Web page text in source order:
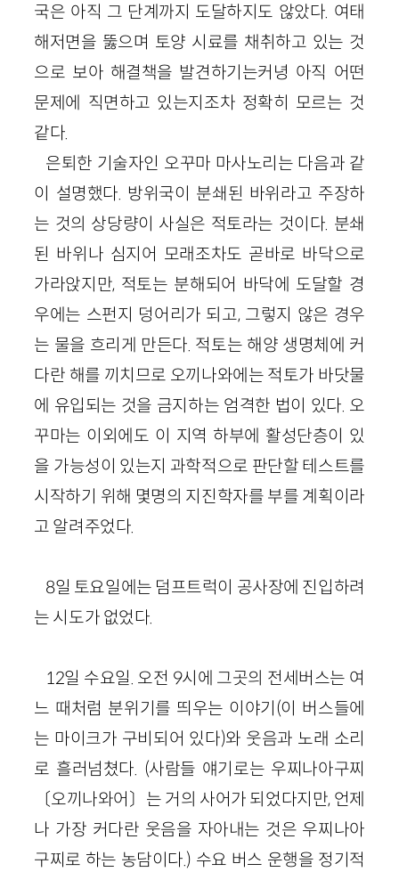
국은 아직 그 단계까지 도달하지도 않았다. 여태
해저면을 뚫으며 토양 시료를 채취하고 있는 것
으로 보아 해결책을 발견하기는커녕 아직 어떤
문제에 직면하고 있는지조차 정확히 모르는 것
같다.
은퇴한 기술자인 오꾸마 마사노리는 다음과 같
이 설명했다. 방위국이 분쇄된 바위라고 주장하
는 것의 상당량이 사실은 적토라는 것이다. 분쇄
된 바위나 심지어 모래조차도 곧바로 바닥으로
가라앉지만, 적토는 분해되어 바닥에 도달할 경
우에는 스펀지 덩어리가 되고, 그렇지 않은 경우
는 물을 흐리게 만든다. 적토는 해양 생명체에 커
다란 해를 끼치므로 오끼나와에는 적토가 바닷물
에 유입되는 것을 금지하는 엄격한 법이 있다. 오
꾸마는 이외에도 이 지역 하부에 활성단층이 있
을 가능성이 있는지 과학적으로 판단할 테스트를
시작하기 위해 몇명의 지진학자를 부를 계획이라
고 알려주었다.
8일 토요일에는 덤프트럭이 공사장에 진입하려
는 시도가 없었다.
12일 수요일. 오전 9시에 그곳의 전세버스는 여
느 때처럼 분위기를 띄우는 이야기(이 버스들에
는 마이크가 구비되어 있다)와 웃음과 노래 소리
로 흘러넘쳤다. (사람들 얘기로는 우찌나아구찌
〔오끼나와어〕는 거의 사어가 되었다지만, 언제
나 가장 커다란 웃음을 자아내는 것은 우찌나아
구찌로 하는 농담이다.) 수요 버스 운행을 정기적